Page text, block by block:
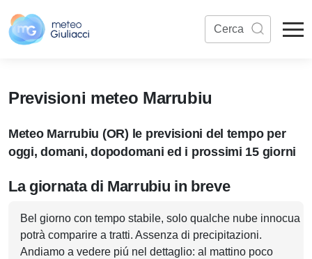
Previsioni meteo Marrubiu
Meteo Marrubiu (OR) le previsioni del tempo per
oggi, domani, dopodomani ed i prossimi 15 giorni
La giornata di Marrubiu in breve
Bel giorno con tempo stabile, solo qualche nube innocua
potrà comparire a tratti. Assenza di precipitazioni.
Andiamo a vedere piú nel dettaglio: al mattino poco